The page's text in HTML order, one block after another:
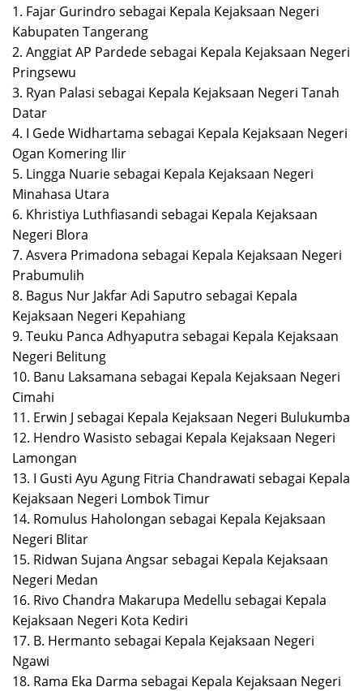
1. Fajar Gurindro sebagai Kepala Kejaksaan Negeri
Kabupaten Tangerang
2. Anggiat AP Pardede sebagai Kepala Kejaksaan Negeri
Pringsewu
3. Ryan Palasi sebagai Kepala Kejaksaan Negeri Tanah
Datar
4. I Gede Widhartama sebagai Kepala Kejaksaan Negeri
Ogan Komering Ilir
5. Lingga Nuarie sebagai Kepala Kejaksaan Negeri
Minahasa Utara
6. Khristiya Luthfiasandi sebagai Kepala Kejaksaan
Negeri Blora
7. Asvera Primadona sebagai Kepala Kejaksaan Negeri
Prabumulih
8. Bagus Nur Jakfar Adi Saputro sebagai Kepala
Kejaksaan Negeri Kepahiang
9. Teuku Panca Adhyaputra sebagai Kepala Kejaksaan
Negeri Belitung
10. Banu Laksamana sebagai Kepala Kejaksaan Negeri
Cimahi
11. Erwin J sebagai Kepala Kejaksaan Negeri Bulukumba
12. Hendro Wasisto sebagai Kepala Kejaksaan Negeri
Lamongan
13. I Gusti Ayu Agung Fitria Chandrawati sebagai Kepala
Kejaksaan Negeri Lombok Timur
14. Romulus Haholongan sebagai Kepala Kejaksaan
Negeri Blitar
15. Ridwan Sujana Angsar sebagai Kepala Kejaksaan
Negeri Medan
16. Rivo Chandra Makarupa Medellu sebagai Kepala
Kejaksaan Negeri Kota Kediri
17. B. Hermanto sebagai Kepala Kejaksaan Negeri
Ngawi
18. Rama Eka Darma sebagai Kepala Kejaksaan Negeri